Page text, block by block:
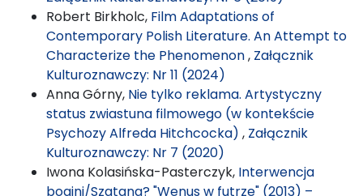
Robert Birkholc, Film Adaptations of
Contemporary Polish Literature. An Attempt to
Characterize the Phenomenon, Załącznik
Kulturoznawczy: Nr 11 (2024)
Anna Górny, Nie tylko reklama. Artystyczny
status zwiastuna filmowego (w kontekście
Psychozy Alfreda Hitchcocka) , Załącznik
Kulturoznawczy: Nr 7 (2020)
Iwona Kolasińska-Pasterczyk, Interwencja
bogini/Szatana? "Wenus w futrze" (2013) –